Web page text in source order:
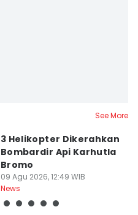
See More
3 Helikopter Dikerahkan
Bombardir Api Karhutla
Bromo
09 Agu 2026, 12:49 WIB
News